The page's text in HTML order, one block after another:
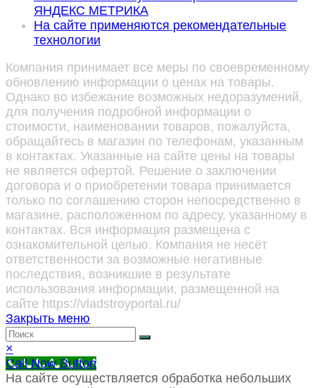
ЯНДЕКС МЕТРИКА
На сайте применяются рекомендательные
технологии
Компания принимает все меры по своевременному
обновлению информации о ценах на товары.
Однако во избежание возможных недоразумений,
для получения подробной информации о
стоимости, наименовании товаров, пожалуйста,
обращайтесь в магазин по телефонам, указанным
в контактах. Указанные на сайте цены на товары
не является офертой. Решение о заключении
договора и о приобретении товара принимается
только по соглашению сторон непосредственно в
магазине, расположенном по адресу, указанному в
контактах. Вся информация размещена с
ознакомительной целью. Компания не несёт
ответственности за возможные негативные
последствия, возникшие в результате
использования информации, размещенной на
сайте https://vladstroyportal.ru/
Закрыть меню
×
Call Now Button
На сайте осуществляется обработка небольших